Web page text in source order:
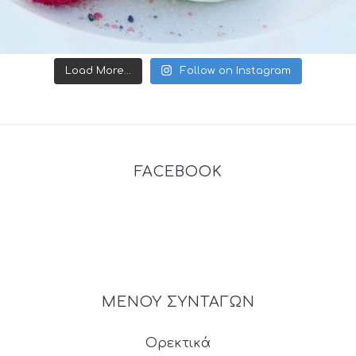
Load More... Follow on Instagram
FACEBOOK
ΜΕΝΟΥ ΣΥΝΤΑΓΩΝ
Ορεκτικά